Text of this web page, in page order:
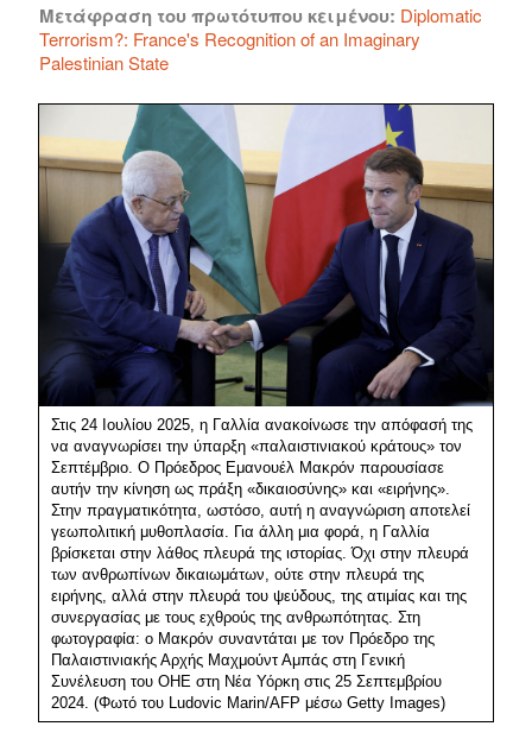
Μετάφραση του πρωτότυπου κειμένου: Diplomatic
Terrorism?: France's Recognition of an Imaginary
Palestinian State
Στις 24 Ιουλίου 2025, η Γαλλία ανακοίνωσε την απόφασή της
να αναγνωρίσει την ύπαρξη «παλαιστινιακού κράτους» τον
Σεπτέμβριο. Ο Πρόεδρος Εμανουέλ Μακρόν παρουσίασε
αυτήν την κίνηση ως πράξη «δικαιοσύνης» και «ειρήνης».
Στην πραγματικότητα, ωστόσο, αυτή η αναγνώριση αποτελεί
γεωπολιτική μυθοπλασία. Για άλλη μια φορά, η Γαλλία
βρίσκεται στην λάθος πλευρά της ιστορίας. Όχι στην πλευρά
των ανθρωπίνων δικαιωμάτων, ούτε στην πλευρά της
ειρήνης, αλλά στην πλευρά του ψεύδους, της ατιμίας και της
συνεργασίας με τους εχθρούς της ανθρωπότητας. Στη
φωτογραφία: ο Μακρόν συναντάται με τον Πρόεδρο της
Παλαιστινιακής Αρχής Μαχμούντ Αμπάς στη Γενική
Συνέλευση του ΟΗΕ στη Νέα Υόρκη στις 25 Σεπτεμβρίου
2024. (Φωτό του Ludovic Marin/AFP μέσω Getty Images)